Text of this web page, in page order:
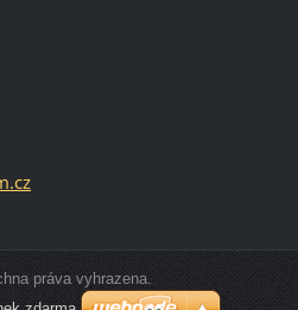
z
práva vyhrazena.